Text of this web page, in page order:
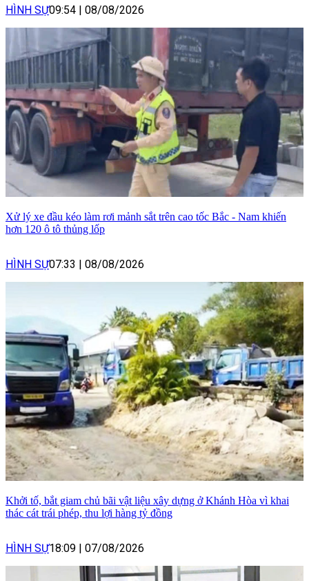
HÌNH SỰ09:54 08/08/2026
Xử lý xe đầu kéo làm rơi mảnh sắt trên cao tốc Bắc - Nam khiến
hơn 120 ô tô thủng lốp
HÌNH SỰ07:33 08/08/2026
Khởi tố, bắt giam chủ bãi vật liệu xây dựng ở Khánh Hòa vì khai
thác cát trái phép, thu lợi hàng tỷ đồng
HÌNH SỰ18:09 07/08/2026